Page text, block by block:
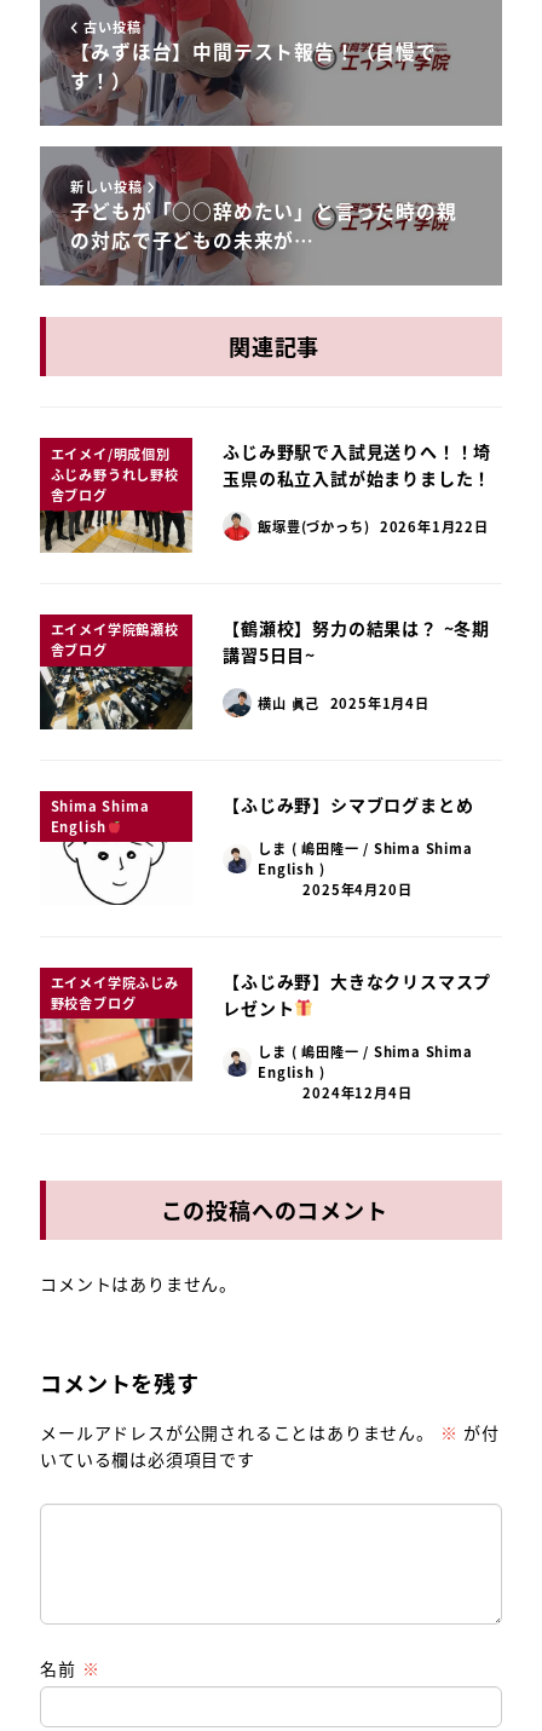
古い投稿
【みずほ台】中間テスト報告！（自慢で
す！）
新しい投稿
子どもが「○○辞めたい」と言った時の親
の対応で子どもの未来が…
関連記事
エイメイ/明成個別
ふじみ野うれし野校
舎ブログ
ふじみ野駅で入試見送りへ！！埼
玉県の私立入試が始まりました！
飯塚豊(づかっち) 2026年1月22日
エイメイ学院鶴瀬校
舎ブログ
【鶴瀬校】努力の結果は？ ~冬期
講習5日目~
横山 眞己 2025年1月4日
Shima Shima
English
【ふじみ野】シマブログまとめ
しま ( 嶋田隆一 / Shima Shima
English )
2025年4月20日
エイメイ学院ふじみ
野校舎ブログ
【ふじみ野】大きなクリスマスプ
レゼント
しま ( 嶋田隆一 / Shima Shima
English )
2024年12月4日
この投稿へのコメント
コメントはありません。
コメントを残す
メールアドレスが公開されることはありません。 ※ が付
いている欄は必須項目です
名前 ※